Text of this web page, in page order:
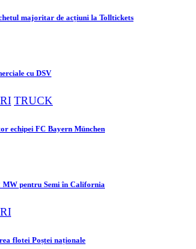
majoritar de acțiuni la Tolltickets
cu DSV
TRUCK
echipei FC Bayern München
MW pentru Semi în California
flotei Poștei naționale